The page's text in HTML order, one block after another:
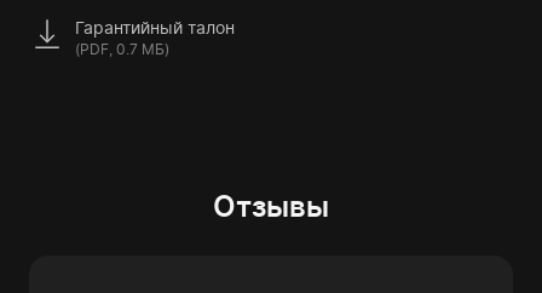
Гарантийный талон
(PDF, 0.7 МБ)
Отзывы